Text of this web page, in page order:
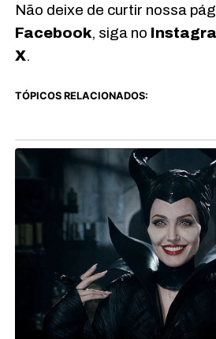
Não deixe de curtir nossa
Facebook, siga no
X.
TÓPICOS RELACIONADOS: